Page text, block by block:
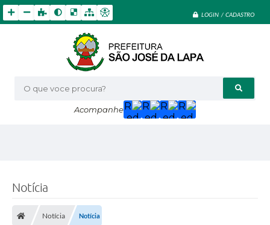
LOGIN / CADASTRO
O que voce procura?
Acompanhe
Notícia
Notícia Notícia